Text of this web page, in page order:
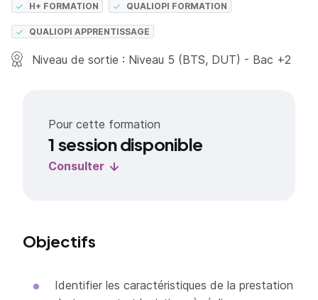
H+ FORMATION QUALIOPI FORMATION
QUALIOPI APPRENTISSAGE
Niveau de sortie : Niveau 5 (BTS, DUT) - Bac +2
Pour cette formation
1 session disponible
Consulter
Objectifs
Identifier les caractéristiques de la prestation